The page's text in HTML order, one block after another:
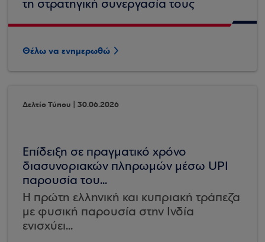
τη στρατηγική συνεργασία τους
Θέλω να ενημερωθώ
Δελτίο Τύπου | 30.06.2026
Επίδειξη σε πραγματικό χρόνο
διασυνοριακών πληρωμών μέσω UPI
παρουσία του...
Η πρώτη ελληνική και κυπριακή τράπεζα
με φυσική παρουσία στην Ινδία
ενισχύει...